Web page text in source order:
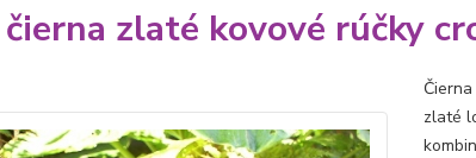
zlaté kovové rúčky
zlaté